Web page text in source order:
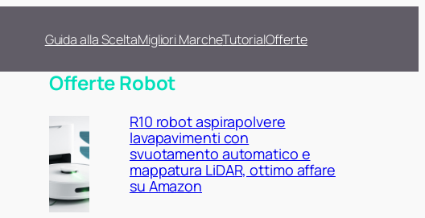
Guida alla SceltaMigliori MarcheTutorialOfferte
Offerte Robot
R10 robot aspirapolvere
lavapavimenti con
svuotamento automatico e
mappatura LiDAR, ottimo affare
su Amazon